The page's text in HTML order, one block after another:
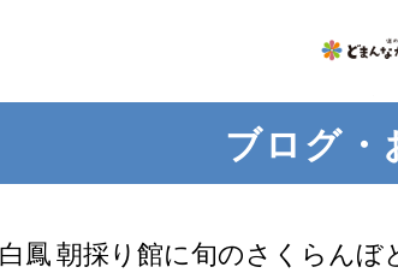
ブログ・
鳳 朝採り館に旬のさくらんぼ